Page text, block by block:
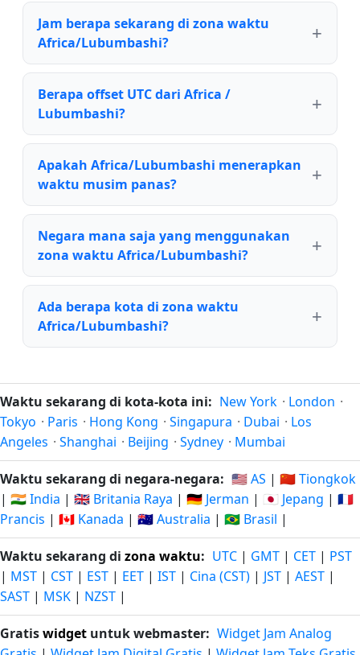
Jam berapa sekarang di zona waktu
Africa/Lubumbashi?
Berapa offset UTC dari Africa /
Lubumbashi?
Apakah Africa/Lubumbashi menerapkan
waktu musim panas?
Negara mana saja yang menggunakan
zona waktu Africa/Lubumbashi?
Ada berapa kota di zona waktu
Africa/Lubumbashi?
Waktu sekarang di kota-kota ini: New York · London ·
Tokyo · Paris · Hong Kong · Singapura · Dubai · Los
Angeles · Shanghai · Beijing · Sydney · Mumbai
Waktu sekarang di negara-negara: 🇺🇸 AS | 🇨🇳 Tiongkok
| 🇮🇳 India | 🇬🇧 Britania Raya | 🇩🇪 Jerman | 🇯🇵 Jepang | 🇫🇷
Prancis | 🇨🇦 Kanada | 🇦🇺 Australia | 🇧🇷 Brasil |
Waktu sekarang di zona waktu: UTC | GMT | CET | PST
| MST | CST | EST | EET | IST | Cina (CST) | JST | AEST |
SAST | MSK | NZST |
Gratiswidget untuk webmaster: Widget Jam Analog